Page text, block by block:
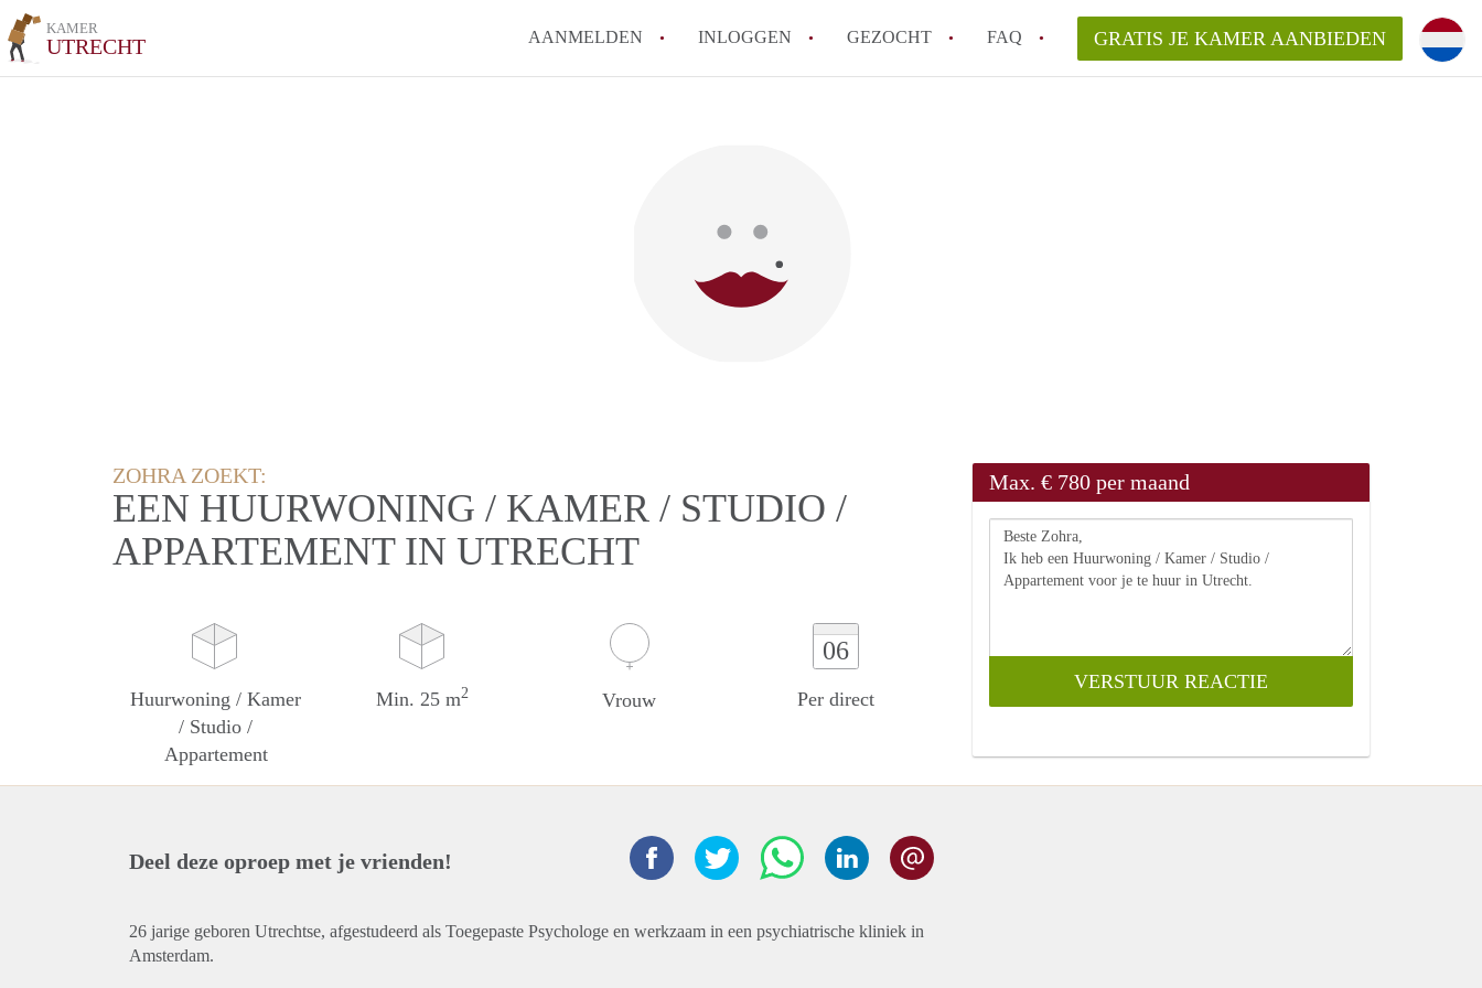
KAMER
UTRECHT AANMELDEN INLOGGEN GEZOCHT FAQ GRATIS JE KAMER AANBIEDEN
ZOHRA ZOEKT:
EEN HUURWONING / KAMER / STUDIO /
APPARTEMENT IN UTRECHT
Huurwoning / Kamer
/ Studio /
Appartement
Min. 25 m2 Vrouw
06
Per direct
Max. € 780 per maand
Deel deze oproep met je vrienden!
26 jarige geboren Utrechtse, afgestudeerd als Toegepaste Psychologe en werkzaam in een psychiatrische kliniek in
Amsterdam.